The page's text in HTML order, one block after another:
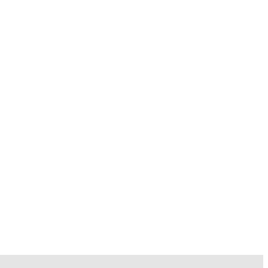
zonder deze. Deze